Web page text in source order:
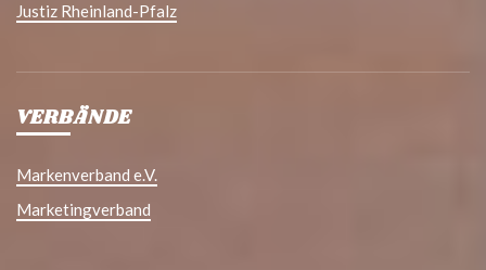
Justiz Rheinland-Pfalz
VERBÄNDE
Markenverband e.V.
Marketingverband